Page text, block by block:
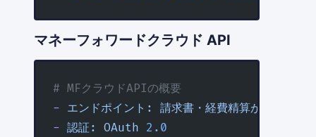
マネーフォワードクラウド API
# MFクラウドAPIの概要
- エンドポイント:
請求書・経費精算が中心
- 認証: OAuth 2.0